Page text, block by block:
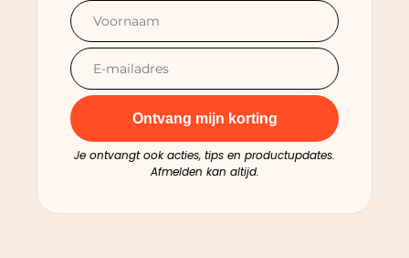
Ontvang mijn korting
Je ontvangt ook acties, tips en productupdates.
Afmelden kan altijd.